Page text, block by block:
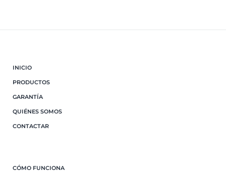
INICIO
PRODUCTOS
GARANTÍA
QUIÉNES SOMOS
CONTACTAR
CÓMO FUNCIONA